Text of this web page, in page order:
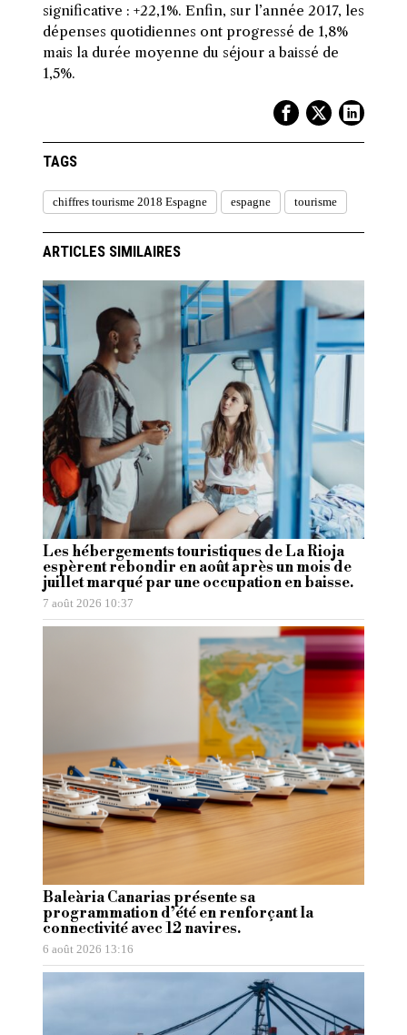
significative : +22,1%. Enfin, sur l’année 2017, les
dépenses quotidiennes ont progressé de 1,8%
mais la durée moyenne du séjour a baissé de
1,5%.
TAGS
chiffres tourisme 2018 Espagne espagne tourisme
ARTICLES SIMILAIRES
Les hébergements touristiques de La Rioja
espèrent rebondir en août après un mois de
juillet marqué par une occupation en baisse.
7 août 2026 10:37
Baleària Canarias présente sa
programmation d’été en renforçant la
connectivité avec 12 navires.
6 août 2026 13:16